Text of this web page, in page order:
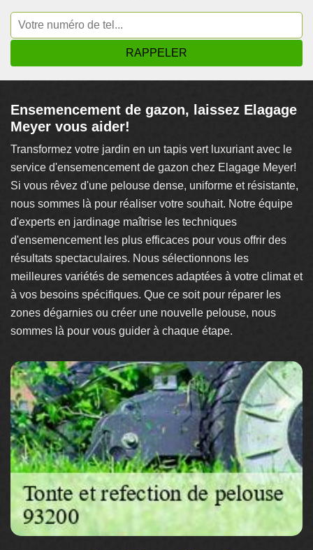
Ensemencement de gazon, laissez Elagage
Meyer vous aider!
Transformez votre jardin en un tapis vert luxuriant avec le
service d'ensemencement de gazon chez Elagage Meyer!
Si vous rêvez d'une pelouse dense, uniforme et résistante,
nous sommes là pour réaliser votre souhait. Notre équipe
d'experts en jardinage maîtrise les techniques
d'ensemencement les plus efficaces pour vous offrir des
résultats spectaculaires. Nous sélectionnons les
meilleures variétés de semences adaptées à votre climat et
à vos besoins spécifiques. Que ce soit pour réparer les
zones dégarnies ou créer une nouvelle pelouse, nous
sommes là pour vous guider à chaque étape.